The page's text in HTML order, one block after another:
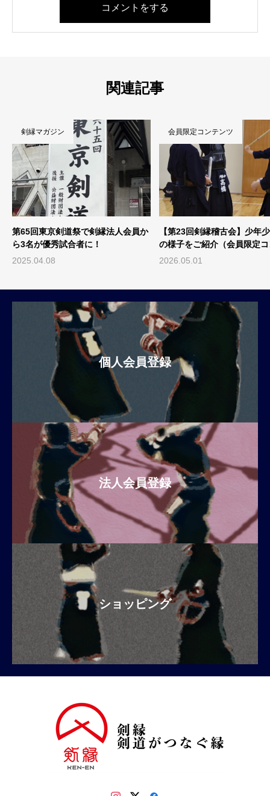
コメントをする
関連記事
第65回東京剣道祭で剣縁法人会員か
ら3名が優秀試合者に！
2025.04.08
剣縁マガジン
【第23回剣縁稽古会】少年
の様子をご紹介（会員限定
ツ）
2026.05.01
会員限定コンテンツ
個人会員登録
法人会員登録
ショッピング